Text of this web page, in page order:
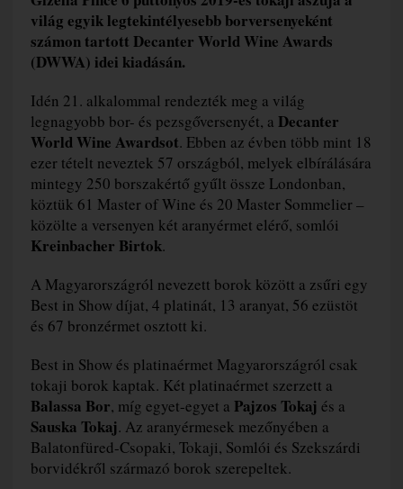
világ egyik legtekintélyesebb borversenyeként
számon tartott Decanter World Wine Awards
(DWWA) idei kiadásán.
Idén 21. alkalommal rendezték meg a világ
legnagyobb bor- és pezsgőversenyét, a Decanter
World Wine Awardsot. Ebben az évben több mint 18
ezer tételt neveztek 57 országból, melyek elbírálására
mintegy 250 borszakértő gyűlt össze Londonban,
köztük 61 Master of Wine és 20 Master Sommelier –
közölte a versenyen két aranyérmet elérő, somlói
Kreinbacher Birtok.
A Magyarországról nevezett borok között a zsűri egy
Best in Show díjat, 4 platinát, 13 aranyat, 56 ezüstöt
és 67 bronzérmet osztott ki.
Best in Show és platinaérmet Magyarországról csak
tokaji borok kaptak. Két platinaérmet szerzett a
Balassa Bor, míg egyet-egyet a Pajzos Tokaj és a
Sauska Tokaj. Az aranyérmesek mezőnyében a
Balatonfüred-Csopaki, Tokaji, Somlói és Szekszárdi
borvidékről származó borok szerepeltek.